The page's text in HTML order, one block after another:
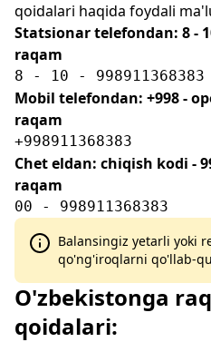
qoidalari haqida foydali
Statsionar telefondan: 8 -
raqam
8 - 10 - 998911368383
Mobil telefondan: +998 -
raqam
+998911368383
Chet eldan: chiqish kodi -
raqam
00 - 998911368383
Balansingiz yetarli yoki
qo'ng'iroqlarni qo'llab-
O'zbekistonga
qoidalari: